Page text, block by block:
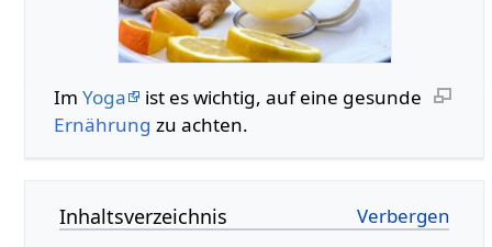
Im Yoga
ist es wichtig, auf eine gesunde
Ernährung zu achten.
Inhaltsverzeichnis